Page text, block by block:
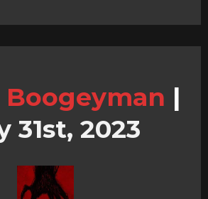
Boogeyman |
31st, 2023